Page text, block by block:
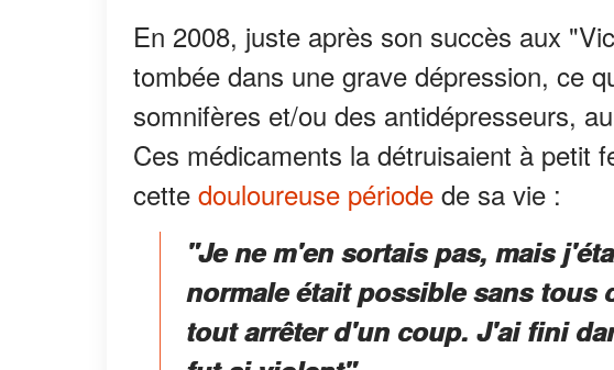
En 2008, juste après son succès aux
tombée dans une grave dépression, ce
somnifères et/ou des antidépresseurs,
Ces médicaments la détruisaient à petit
cette douloureuse période de sa vie :
"Je ne m'en sortais pas, mais
normale était possible sans tous
tout arrêter d'un coup. J'ai fini